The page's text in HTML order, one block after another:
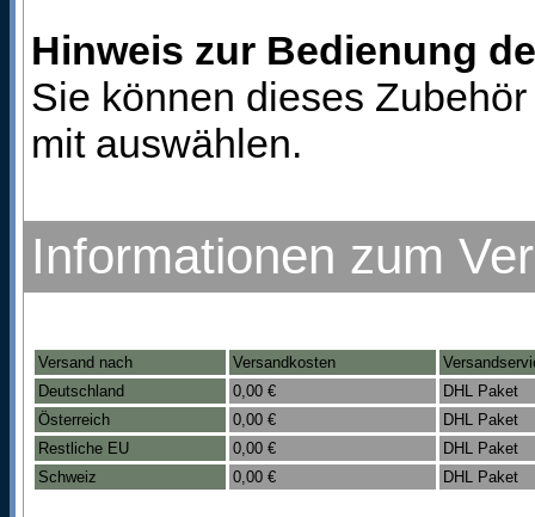
Hinweis zur Bedienung
Sie können dieses
mit auswählen.
Informationen zum
Versand nach Versandkosten
Deutschland
0,00 €
DHL Paket
Österreich
0,00 €
DHL Paket
Restliche EU
0,00 €
DHL Paket
Schweiz
0,00 € DHL Paket